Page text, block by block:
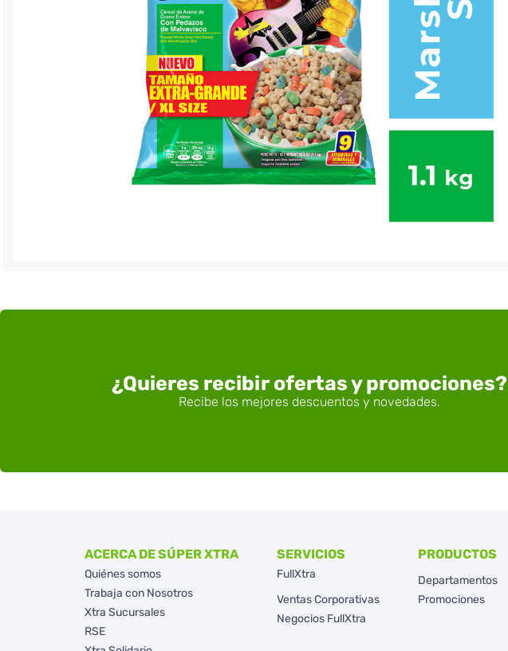
¿Quieres recibir ofertas y promociones?
ACERCA DE SÚPER XTRA
Quiénes somos
Trabaja con Nosotros
Xtra Sucursales
RSE
SERVICIOS
FullXtra
Ventas Corporativas
Negocios FullXtra
PRODUCTOS
Departamentos
Promociones